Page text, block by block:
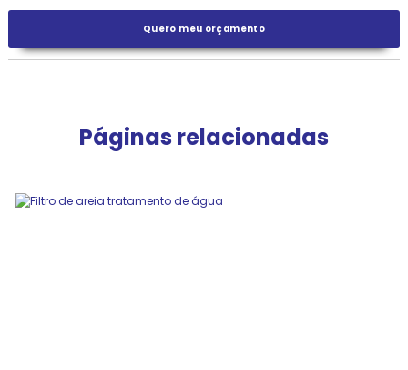
Quero meu orçamento
Páginas relacionadas